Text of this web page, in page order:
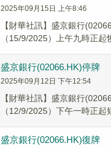
2025年09月15日 上午8:46
【財華社訊】盛京銀行
（15/9/2025）上午九時正起
盛京銀行(02066.HK)停牌
2025年09月12日 下午12:54
【財華社訊】盛京銀行
（12/9/2025）下午一時正起
盛京銀行(02066.HK)復牌